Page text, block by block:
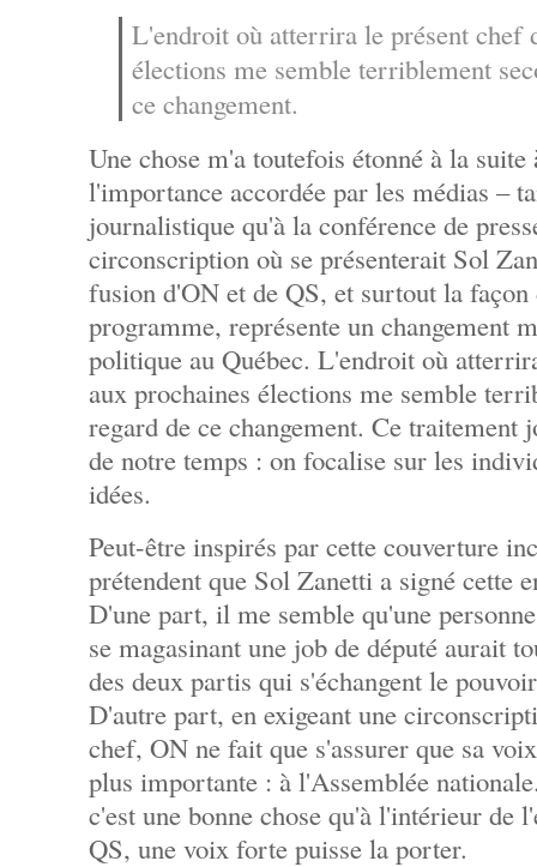
L'endroit où atterrira le présent chef
élections me semble terriblement
ce changement.
Une chose m'a toutefois étonné à la
l'importance accordée par les médias –
journalistique qu'à la conférence de
circonscription où se présenterait Sol
fusion d'ON et de QS, et surtout la
programme, représente un changement
politique au Québec. L'endroit où
aux prochaines élections me semble
regard de ce changement. Ce traitement
de notre temps : on focalise sur les
idées.
Peut-être inspirés par cette couverture
prétendent que Sol Zanetti a signé cette
D'une part, il me semble qu'une
se magasinant une job de député aurait
des deux partis qui s'échangent le
D'autre part, en exigeant une
chef, ON ne fait que s'assurer que sa
plus importante : à l'Assemblée
c'est une bonne chose qu'à l'intérieur de
QS, une voix forte puisse la porter.